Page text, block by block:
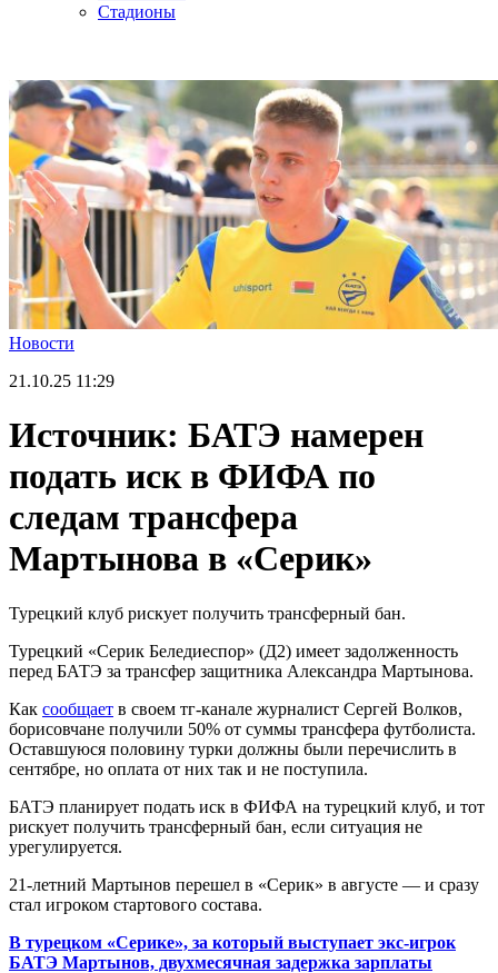
Стадионы
Новости
21.10.25 11:29
Источник: БАТЭ намерен
подать иск в ФИФА по
следам трансфера
Мартынова в «Серик»
Турецкий клуб рискует получить трансферный бан.
Турецкий «Серик Беледиеспор» (Д2) имеет задолженность
перед БАТЭ за трансфер защитника Александра Мартынова.
Как сообщает в своем тг-канале журналист Сергей Волков,
борисовчане получили 50% от суммы трансфера футболиста.
Оставшуюся половину турки должны были перечислить в
сентябре, но оплата от них так и не поступила.
БАТЭ планирует подать иск в ФИФА на турецкий клуб, и тот
рискует получить трансферный бан, если ситуация не
урегулируется.
21-летний Мартынов перешел в «Серик» в августе — и сразу
стал игроком стартового состава.
В турецком «Серике», за который выступает экс-игрок
БАТЭ Мартынов, двухмесячная задержка зарплаты